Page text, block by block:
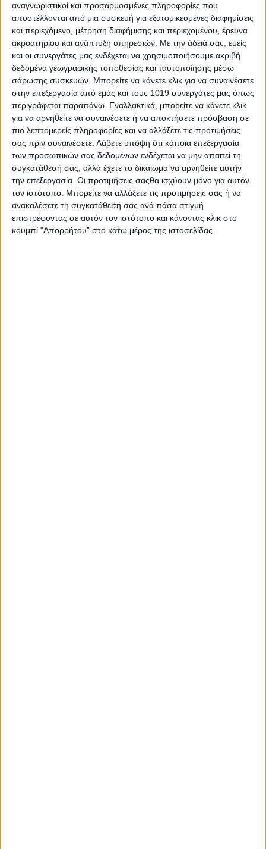
αναγνωριστικοί και προσαρμοσμένες πληροφορίες που
αποστέλλονται από μια συσκευή για εξατομικευμένες διαφημίσεις
και περιεχόμενο, μέτρηση διαφήμισης και περιεχομένου, έρευνα
ακροατηρίου και ανάπτυξη υπηρεσιών. Με την άδειά σας, εμείς
και οι συνεργάτες μας ενδέχεται να χρησιμοποιήσουμε ακριβή
δεδομένα γεωγραφικής τοποθεσίας και ταυτοποίησης μέσω
σάρωσης συσκευών. Μπορείτε να κάνετε κλικ για να συναινέσετε
στην επεξεργασία από εμάς και τους 1019 συνεργάτες μας όπως
περιγράφεται παραπάνω. Εναλλακτικά, μπορείτε να κάνετε κλικ
για να αρνηθείτε να συναινέσετε ή να αποκτήσετε πρόσβαση σε
πιο λεπτομερείς πληροφορίες και να αλλάξετε τις προτιμήσεις
σας πριν συναινέσετε. Λάβετε υπόψη ότι κάποια επεξεργασία
των προσωπικών σας δεδομένων ενδέχεται να μην απαιτεί τη
συγκατάθεσή σας, αλλά έχετε το δικαίωμα να αρνηθείτε αυτήν
την επεξεργασία. Οι προτιμήσεις σαςθα ισχύουν μόνο για αυτόν
τον ιστότοπο. Μπορείτε να αλλάξετε τις προτιμήσεις σας ή να
ανακαλέσετε τη συγκατάθεσή σας ανά πάσα στιγμή
επιστρέφοντας σε αυτόν τον ιστότοπο και κάνοντας κλικ στο
κουμπί "Απορρήτου" στο κάτω μέρος της ιστοσελίδας.
Share
Share Post Email Print